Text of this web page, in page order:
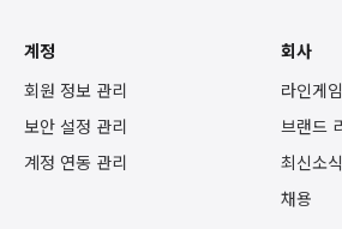
계정
회원 정보 관리
보안 설정 관리
계정 연동 관리
회사
라인게
브랜드
최신소식
채용